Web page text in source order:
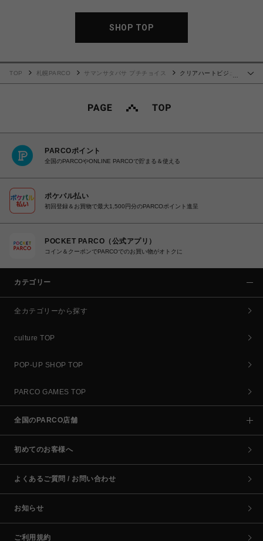
SHOP TOP
…
TOP 札幌PARCO サマンサタバサ プチチョイス
クリアハートビジュ
PARCOポイント
全国のPARCOやONLINE PARCOで貯まる＆使える
ポケパル払い
初回登録＆お買物で最大1,500円分のPARCOポイント進呈
POCKET PARCO（公式アプリ）
コイン＆クーポンでPARCOでのお買い物がオトクに
カテゴリー
全カテゴリーから探す
culture TOP
POP-UP SHOP TOP
PARCO GAMES TOP
全国のPARCO店舗
初めてのお客様へ
よくあるご質問 / お問い合わせ
お知らせ
ご利用規約